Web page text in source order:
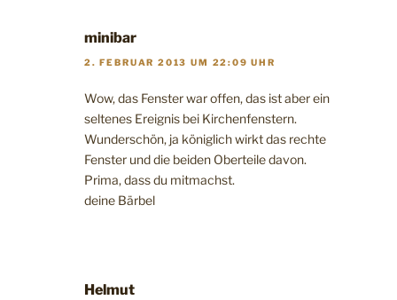
minibar
2. FEBRUAR 2013 UM 22:09 UHR
Wow, das Fenster war offen, das ist aber ein
seltenes Ereignis bei Kirchenfenstern.
Wunderschön, ja königlich wirkt das rechte
Fenster und die beiden Oberteile davon.
Prima, dass du mitmachst.
deine Bärbel
Helmut